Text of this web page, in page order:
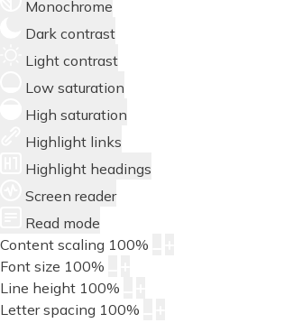
Monochrome
Dark contrast
Light contrast
Low saturation
High saturation
Highlight links
Highlight headings
Screen reader
Read mode
Content scaling 100%
Font size 100%
Line height 100%
Letter spacing 100%